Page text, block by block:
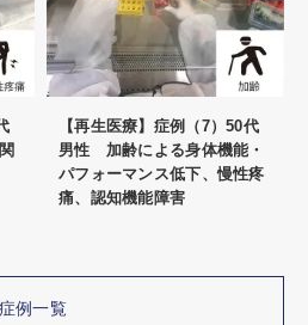
【再生医療】症例（7）50代
男性 加齢による身体機能・
パフォーマンス低下、慢性疼
痛、認知機能障害
症例一覧